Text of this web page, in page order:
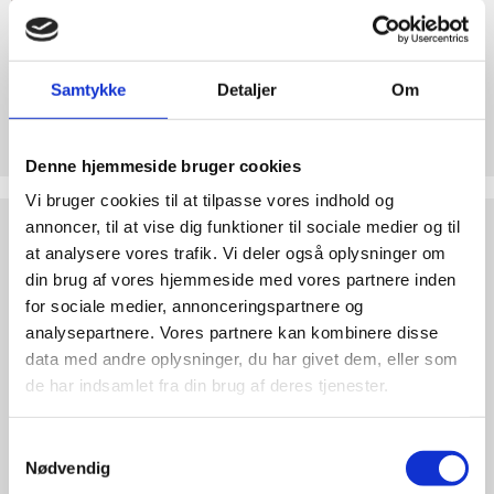
Samtykke Detaljer Om
Denne hjemmeside bruger cookies
Vi bruger cookies til at tilpasse vores indhold og
annoncer, til at vise dig funktioner til sociale medier og til
at analysere vores trafik. Vi deler også oplysninger om
din brug af vores hjemmeside med vores partnere inden
for sociale medier, annonceringspartnere og
analysepartnere. Vores partnere kan kombinere disse
data med andre oplysninger, du har givet dem, eller som
de har indsamlet fra din brug af deres tjenester.
Nødvendig
Life
internationalt
2.8:
Nyhedsbrev
3.0:
Nyheder
4.0:
Webshop
Støt Retten til Liv
Hjertelig tak for ethvert bidrag til Retten til Liv
Test
dine
argumenter